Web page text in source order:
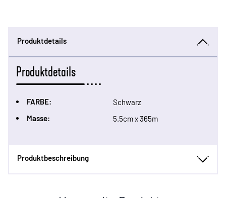
Produktdetails
Produktdetails
FARBE:
Schwarz
Masse:
5.5cm x 365m
Produktbeschreibung